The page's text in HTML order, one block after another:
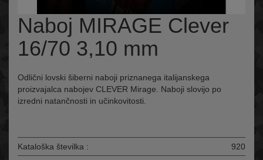
Naboj MIRAGE Clever
16/70 3,10 mm
Odlični lovski šiberni naboji priznanega italijanskega
proizvajalca nabojev CLEVER Mirage. Naboji slovijo po
izredni natančnosti in učinkovitosti.
Kataloška številka :
920